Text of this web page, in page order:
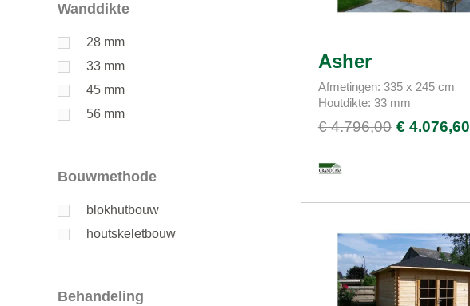
Wanddikte
28 mm
33 mm
45 mm
56 mm
Bouwmethode
blokhutbouw
houtskeletbouw
Behandeling
Asher
Afmetingen: 335 x 245 cm
Houtdikte: 33 mm
€ 4.796,00 € 4.076,60